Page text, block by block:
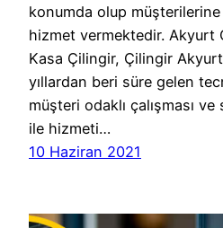
konumda olup
hizmet vermektedir. Akyurt
Kasa Çilingir, Çilingir
yıllardan beri süre gelen
müşteri odaklı çalışması
ile hizmeti…
10 Haziran 2021